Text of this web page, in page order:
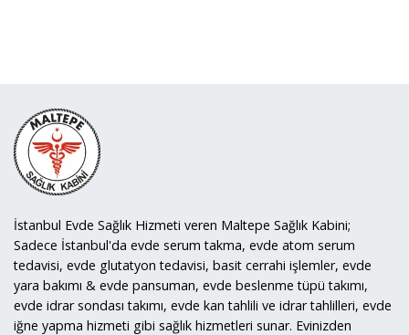
İstanbul Evde Sağlık Hizmeti veren Maltepe Sağlık Kabini;
Sadece İstanbul'da evde serum takma, evde atom serum
tedavisi, evde glutatyon tedavisi, basit cerrahi işlemler, evde
yara bakımı & evde pansuman, evde beslenme tüpü takımı,
evde idrar sondası takımı, evde kan tahlili ve idrar tahlilleri, evde
iğne yapma hizmeti gibi sağlık hizmetleri sunar. Evinizden